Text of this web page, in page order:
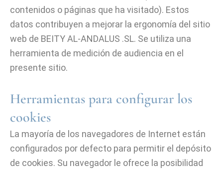
contenidos o páginas que ha visitado). Estos
datos contribuyen a mejorar la ergonomía del sitio
web de BEITY AL-ANDALUS .SL. Se utiliza una
herramienta de medición de audiencia en el
presente sitio.
Herramientas para configurar los
cookies
La mayoría de los navegadores de Internet están
configurados por defecto para permitir el depósito
de cookies. Su navegador le ofrece la posibilidad